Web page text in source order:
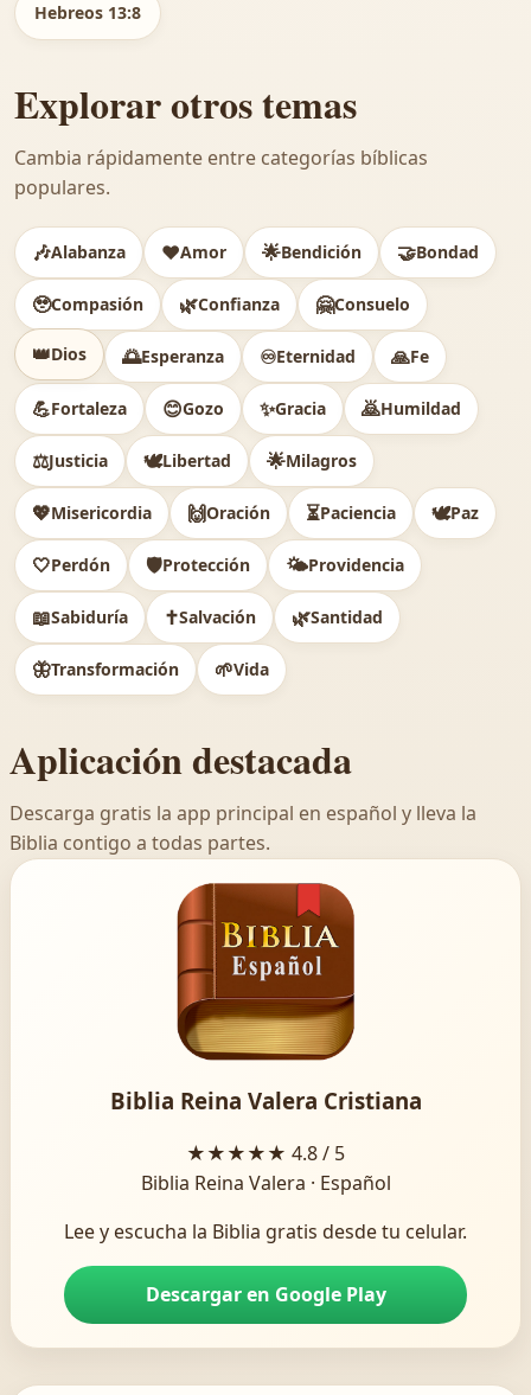
Hebreos 13:8
Explorar otros temas
Cambia rápidamente entre categorías bíblicas
populares.
🎶Alabanza ❤️Amor 🌟Bendición 🤝Bondad
🥹Compasión 🌿Confianza 🤗Consuelo
👑Dios 🌅Esperanza ♾️Eternidad 🙏Fe
💪Fortaleza 😊Gozo ✨Gracia 🙇Humildad
⚖️Justicia 🕊Libertad 🌟Milagros
💖Misericordia 🙌Oración ⏳Paciencia 🕊️Paz
🤍Perdón 🛡️Protección 🌤️Providencia
📖Sabiduría ✝️Salvación 🌿Santidad
🦋Transformación 🌱Vida
Aplicación destacada
Descarga gratis la app principal en español y lleva la
Biblia contigo a todas partes.
Biblia Reina Valera Cristiana
★★★★★ 4.8 / 5
Biblia Reina Valera · Español
Lee y escucha la Biblia gratis desde tu celular.
Descargar en Google Play